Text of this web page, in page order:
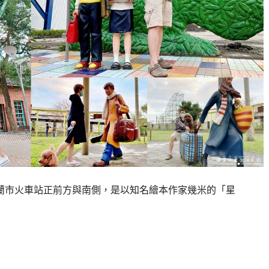
火車站正前方與南側，是以知名繪本作家幾米的「星